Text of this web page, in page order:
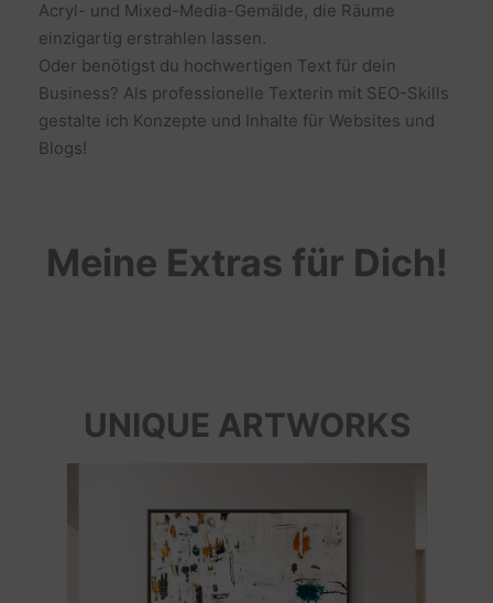
Acryl- und Mixed-Media-Gemälde, die Räume
einzigartig erstrahlen lassen.
Oder benötigst du hochwertigen Text für dein
Business? Als professionelle Texterin mit SEO-Skills
gestalte ich Konzepte und Inhalte für Websites und
Blogs!
Meine Extras für Dich!
UNIQUE ARTWORKS